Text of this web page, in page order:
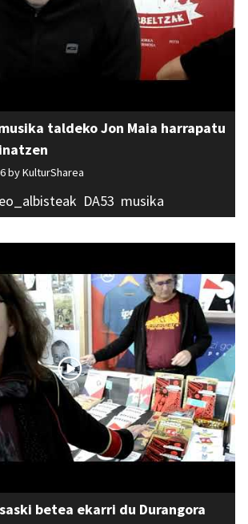
taldeko Jon Maia harrapatu
byKulturSharea
DA53 musika
betea ekarri du Durangora